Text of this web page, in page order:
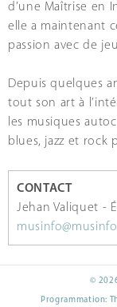
d’une Maîtrise en
elle a maintenant
passion avec de
Depuis quelques
tout son art à
les musiques
blues, jazz et rock
CONTACT
Jehan Valiquet -
©
Programmation: